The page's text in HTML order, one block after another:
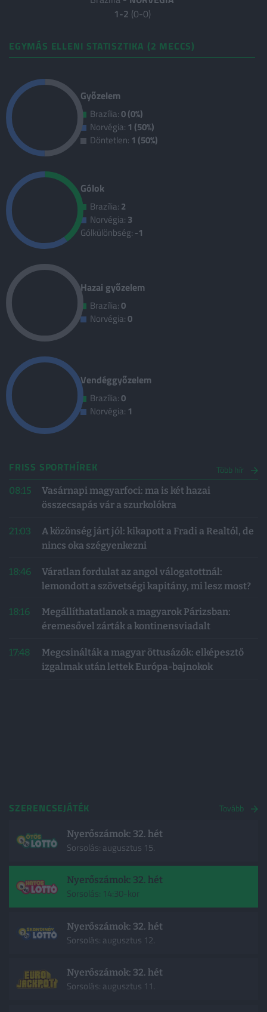
1-2 (0-0)
EGYMÁS ELLENI STATISZTIKA (2 MECCS)
Győzelem
Brazília:0 (0%)
Norvégia: 1 (50%)
Döntetlen: 1 (50%)
Gólok
Brazília: 2
Norvégia: 3
Gólkülönbség: -1
Hazai győzelem
Brazília:0
Norvégia:0
Vendéggyőzelem
Brazília:0
Norvégia: 1
FRISS SPORTHÍREK Több hír
08:15
Vasárnapi magyarfoci: ma is két hazai
összecsapás vár a szurkolókra
21:03
A közönség járt jól: kikapott a Fradi a Realtól, de
nincs oka szégyenkezni
18:46
Váratlan fordulat az angol válogatottnál:
lemondott a szövetségi kapitány, mi lesz most?
18:16
Megállíthatatlanok a magyarok Párizsban:
éremesővel zárták a kontinensviadalt
17:48
Megcsinálták a magyar öttusázók: elképesztő
izgalmak után lettek Európa-bajnokok
SZERENCSEJÁTÉK Tovább
Nyerőszámok: 32. hét
Sorsolás: augusztus 15.
Nyerőszámok: 32. hét
Sorsolás: 14:30-kor
Nyerőszámok: 32. hét
Sorsolás: augusztus 12.
Nyerőszámok: 32. hét
Sorsolás: augusztus 11.